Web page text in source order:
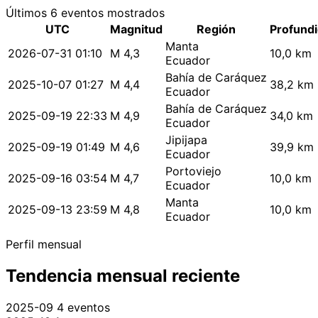
Últimos 6 eventos mostrados
UTC
Magnitud Región
2026-07-31 01:10
M 4,3
Manta
Ecuador
10,0 km
2025-10-07 01:27 M 4,4
Bahía de Caráquez
Ecuador
38,2 km
2025-09-19 22:33 M 4,9
Bahía de Caráquez
Ecuador
34,0 km
2025-09-19 01:49 M 4,6
Jipijapa
Ecuador
39,9 km
2025-09-16 03:54 M 4,7
Portoviejo
Ecuador
10,0 km
2025-09-13 23:59 M 4,8
Manta
Ecuador
10,0 km
Perfil mensual
Tendencia mensual reciente
2025-09 4 eventos